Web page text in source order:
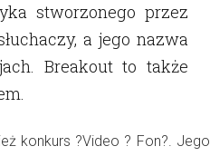
stworzonego przez
a jego nazwa
Breakout to także
konkurs ?Video ? Fon?. Jego